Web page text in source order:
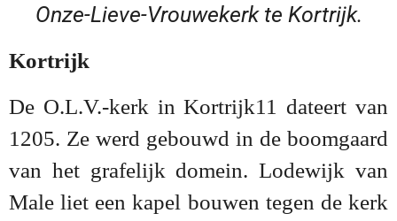
Onze-Lieve-Vrouwekerk te Kortrijk.
Kortrijk
De O.L.V.-kerk in Kortrijk11 dateert van
1205. Ze werd gebouwd in de boomgaard
van het grafelijk domein. Lodewijk van
Male liet een kapel bouwen tegen de kerk